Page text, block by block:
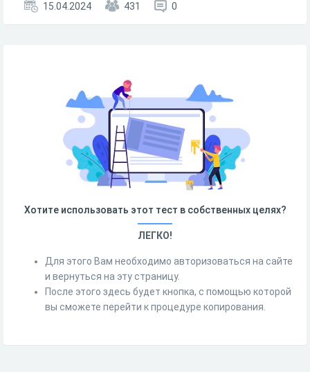
15.04.2024 431 0
Хотите использовать этот тест в собственных целях?
ЛЕГКО!
Для этого Вам необходимо авторизоваться на сайте
и вернуться на эту страницу.
После этого здесь будет кнопка, с помощью которой
вы сможете перейти к процедуре копирования.